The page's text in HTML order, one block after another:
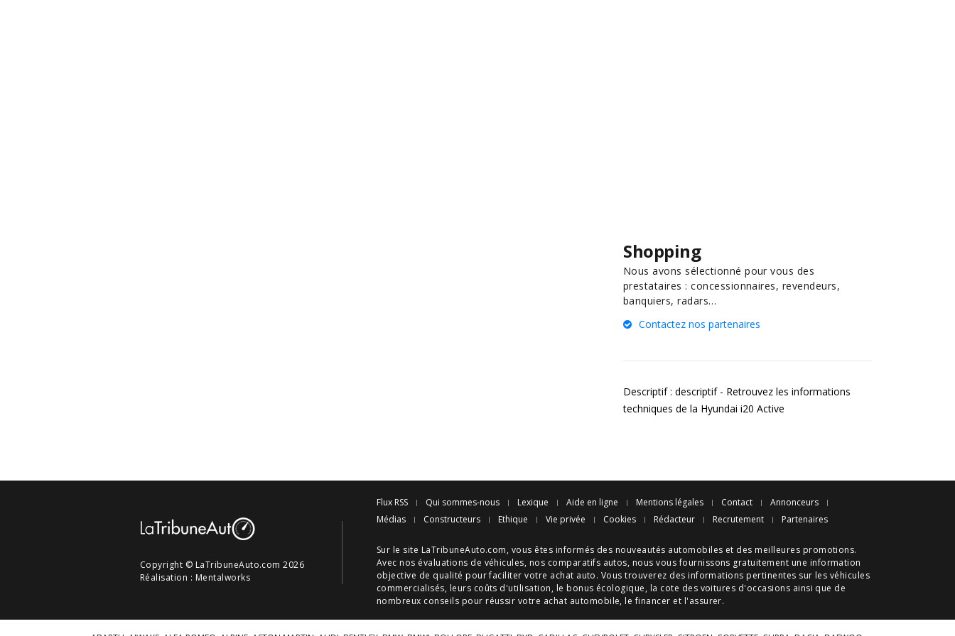
Shopping
Nous avons sélectionné pour vous des
prestataires : concessionnaires, revendeurs,
banquiers, radars…
Contactez nos partenaires
Descriptif : descriptif - Retrouvez les informations
techniques de la Hyundai i20 Active
Copyright © LaTribuneAuto.com 2026
Réalisation : Mentalworks
Flux RSS Qui sommes-nous Lexique Aide en ligne Mentions légales Contact
Annonceurs
Médias
Constructeurs Ethique Vie privée Cookies Rédacteur Recrutement Partenaires
Sur le site LaTribuneAuto.com, vous êtes informés des nouveautés automobiles et des meilleures promotions.
Avec nos évaluations de véhicules, nos comparatifs autos, nous vous fournissons gratuitement une information
objective de qualité pour faciliter votre achat auto. Vous trouverez des informations pertinentes sur les véhicules
commercialisés, leurs coûts d'utilisation, le bonus écologique, la cote des voitures d'occasions ainsi que de
nombreux conseils pour réussir votre achat automobile, le financer et l'assurer.